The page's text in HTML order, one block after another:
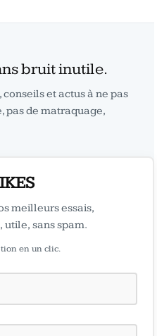
bruit inutile.
et actus à ne pas
pas de matraquage,
meilleurs essais,
utile, sans spam.
en un clic.